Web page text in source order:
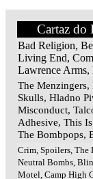
Cartaz do
Bad Religion,
Living End,
Lawrence
The
Skulls, Hladno
Misconduct,
Adhesive, This
The Bombpops,
Crim, Spoilers, The
Neutral Bombs,
Motel, Camp High